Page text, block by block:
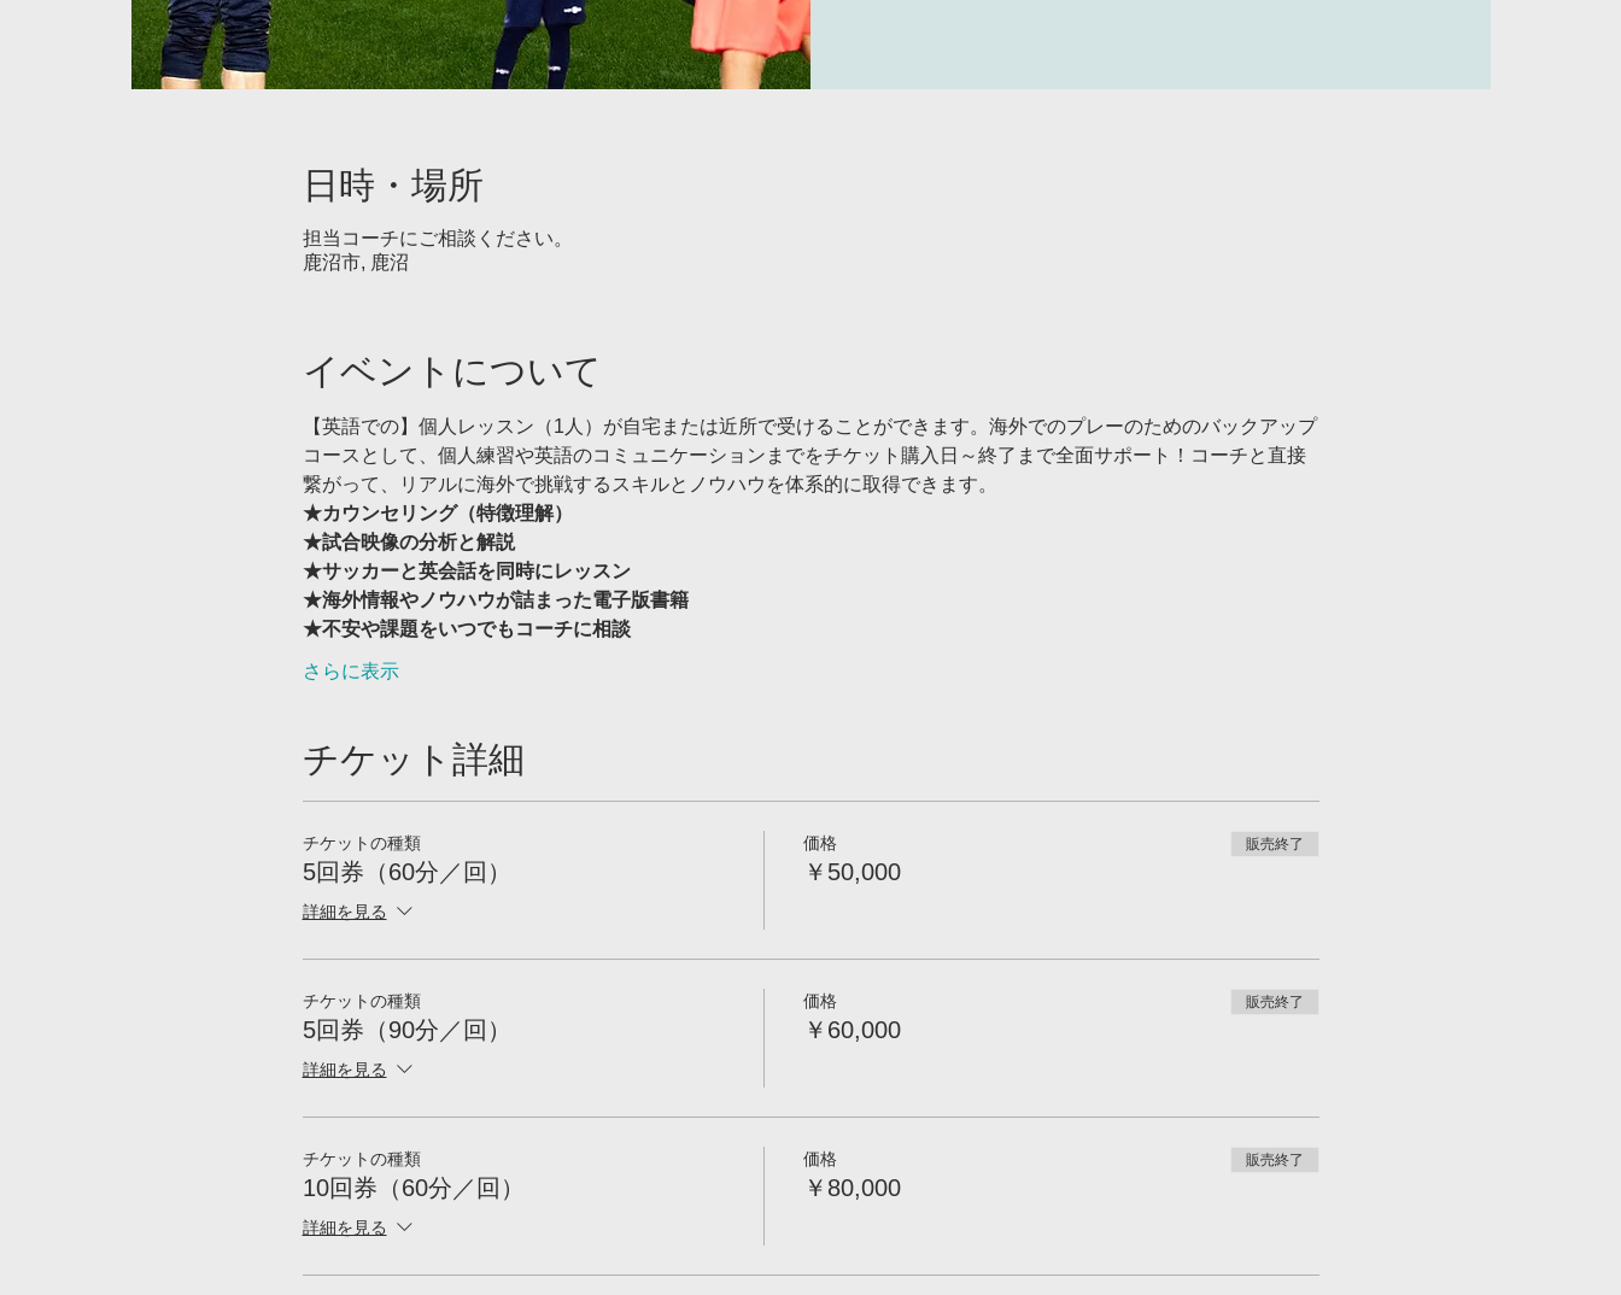
日時・場所
担当コーチにご相談ください。
鹿沼市, 鹿沼
イベントについて
【英語での】個人レッスン（1人）が自宅または近所で受けることができます。海外でのプレーのためのバックアップ
コースとして、個人練習や英語のコミュニケーションまでをチケット購入日～終了まで全面サポート！コーチと直接
繋がって、リアルに海外で挑戦するスキルとノウハウを体系的に取得できます。
★カウンセリング（特徴理解）
★試合映像の分析と解説
★サッカーと英会話を同時にレッスン
★海外情報やノウハウが詰まった電子版書籍
★不安や課題をいつでもコーチに相談
さらに表示
チケット詳細
チケットの種類
5回券（60分／回）
詳細を見る
価格
￥50,000
販売終了
チケットの種類
5回券（90分／回）
詳細を見る
価格
￥60,000
販売終了
チケットの種類
10回券（60分／回）
詳細を見る
価格
￥80,000
販売終了